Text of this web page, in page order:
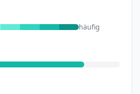
häufig